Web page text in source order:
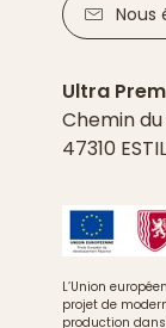
Nous
Ultra
Chemin
47310
L’Union
projet de
production dans